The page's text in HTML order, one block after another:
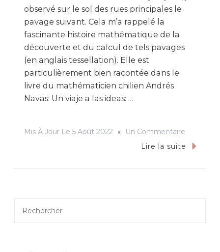
observé sur le sol des rues principales le
pavage suivant. Cela m’a rappelé la
fascinante histoire mathématique de la
découverte et du calcul de tels pavages
(en anglais tessellation). Elle est
particulièrement bien racontée dans le
livre du mathématicien chilien Andrés
Navas: Un viaje a las ideas: …
Mis À Jour Le 5 Août 2022 Un Commentaire
Dualité
Lire la suite